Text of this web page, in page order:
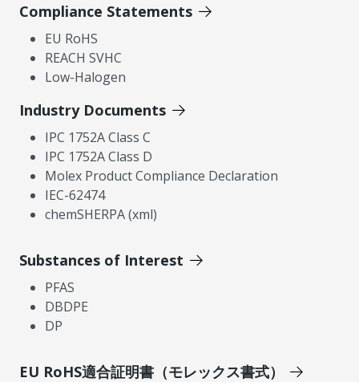
Compliance Statements
EU RoHS
REACH SVHC
Low-Halogen
Industry Documents
IPC 1752A Class C
IPC 1752A Class D
Molex Product Compliance Declaration
IEC-62474
chemSHERPA (xml)
Substances of Interest
PFAS
DBDPE
DP
EU RoHS適合証明書（モレックス書式）